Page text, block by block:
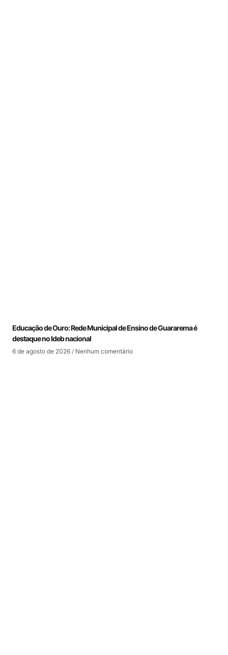
Educação de Ouro: Rede Municipal de Ensino de Guararema é
destaque no Ideb nacional
6 de agosto de 2026 Nenhum comentário